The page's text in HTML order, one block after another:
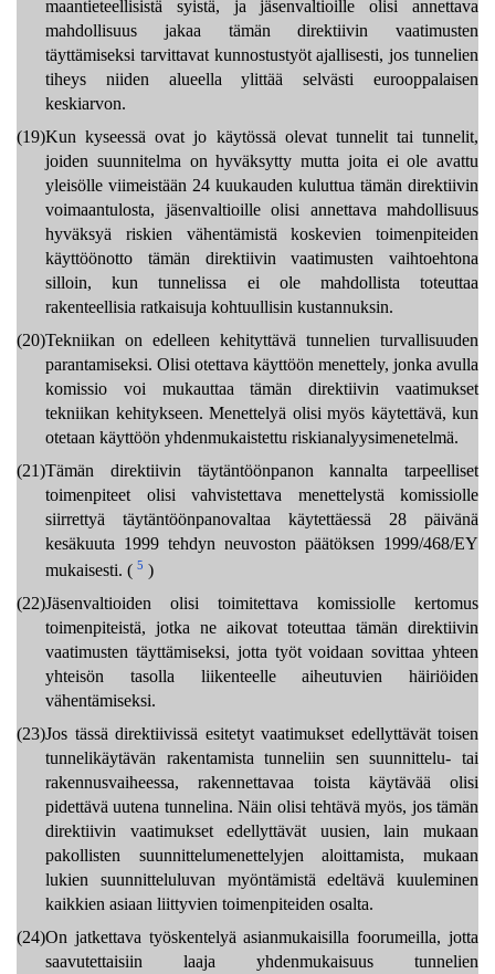
maantieteellisistä syistä, ja jäsenvaltioille olisi annettava
mahdollisuus jakaa tämän direktiivin vaatimusten
täyttämiseksi tarvittavat kunnostustyöt ajallisesti, jos tunnelien
tiheys niiden alueella ylittää selvästi eurooppalaisen
keskiarvon.
(19)Kun kyseessä ovat jo käytössä olevat tunnelit tai tunnelit,
joiden suunnitelma on hyväksytty mutta joita ei ole avattu
yleisölle viimeistään 24 kuukauden kuluttua tämän direktiivin
voimaantulosta, jäsenvaltioille olisi annettava mahdollisuus
hyväksyä riskien vähentämistä koskevien toimenpiteiden
käyttöönotto tämän direktiivin vaatimusten vaihtoehtona
silloin, kun tunnelissa ei ole mahdollista toteuttaa
rakenteellisia ratkaisuja kohtuullisin kustannuksin.
(20)Tekniikan on edelleen kehityttävä tunnelien turvallisuuden
parantamiseksi. Olisi otettava käyttöön menettely, jonka avulla
komissio voi mukauttaa tämän direktiivin vaatimukset
tekniikan kehitykseen. Menettelyä olisi myös käytettävä, kun
otetaan käyttöön yhdenmukaistettu riskianalyysimenetelmä.
(21)Tämän direktiivin täytäntöönpanon kannalta tarpeelliset
toimenpiteet olisi vahvistettava menettelystä komissiolle
siirrettyä täytäntöönpanovaltaa käytettäessä 28 päivänä
kesäkuuta 1999 tehdyn neuvoston päätöksen 1999/468/EY
mukaisesti. ( 5 )
(22)Jäsenvaltioiden olisi toimitettava komissiolle kertomus
toimenpiteistä, jotka ne aikovat toteuttaa tämän direktiivin
vaatimusten täyttämiseksi, jotta työt voidaan sovittaa yhteen
yhteisön tasolla liikenteelle aiheutuvien häiriöiden
vähentämiseksi.
(23)Jos tässä direktiivissä esitetyt vaatimukset edellyttävät toisen
tunnelikäytävän rakentamista tunneliin sen suunnittelu- tai
rakennusvaiheessa, rakennettavaa toista käytävää olisi
pidettävä uutena tunnelina. Näin olisi tehtävä myös, jos tämän
direktiivin vaatimukset edellyttävät uusien, lain mukaan
pakollisten suunnittelumenettelyjen aloittamista, mukaan
lukien suunnitteluluvan myöntämistä edeltävä kuuleminen
kaikkien asiaan liittyvien toimenpiteiden osalta.
(24)On jatkettava työskentelyä asianmukaisilla foorumeilla, jotta
saavutettaisiin laaja yhdenmukaisuus tunnelien